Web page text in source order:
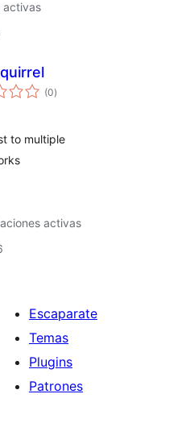
activas
(0total
de
)
to multiple
activas
Escaparate
Temas
Plugins
Patrones